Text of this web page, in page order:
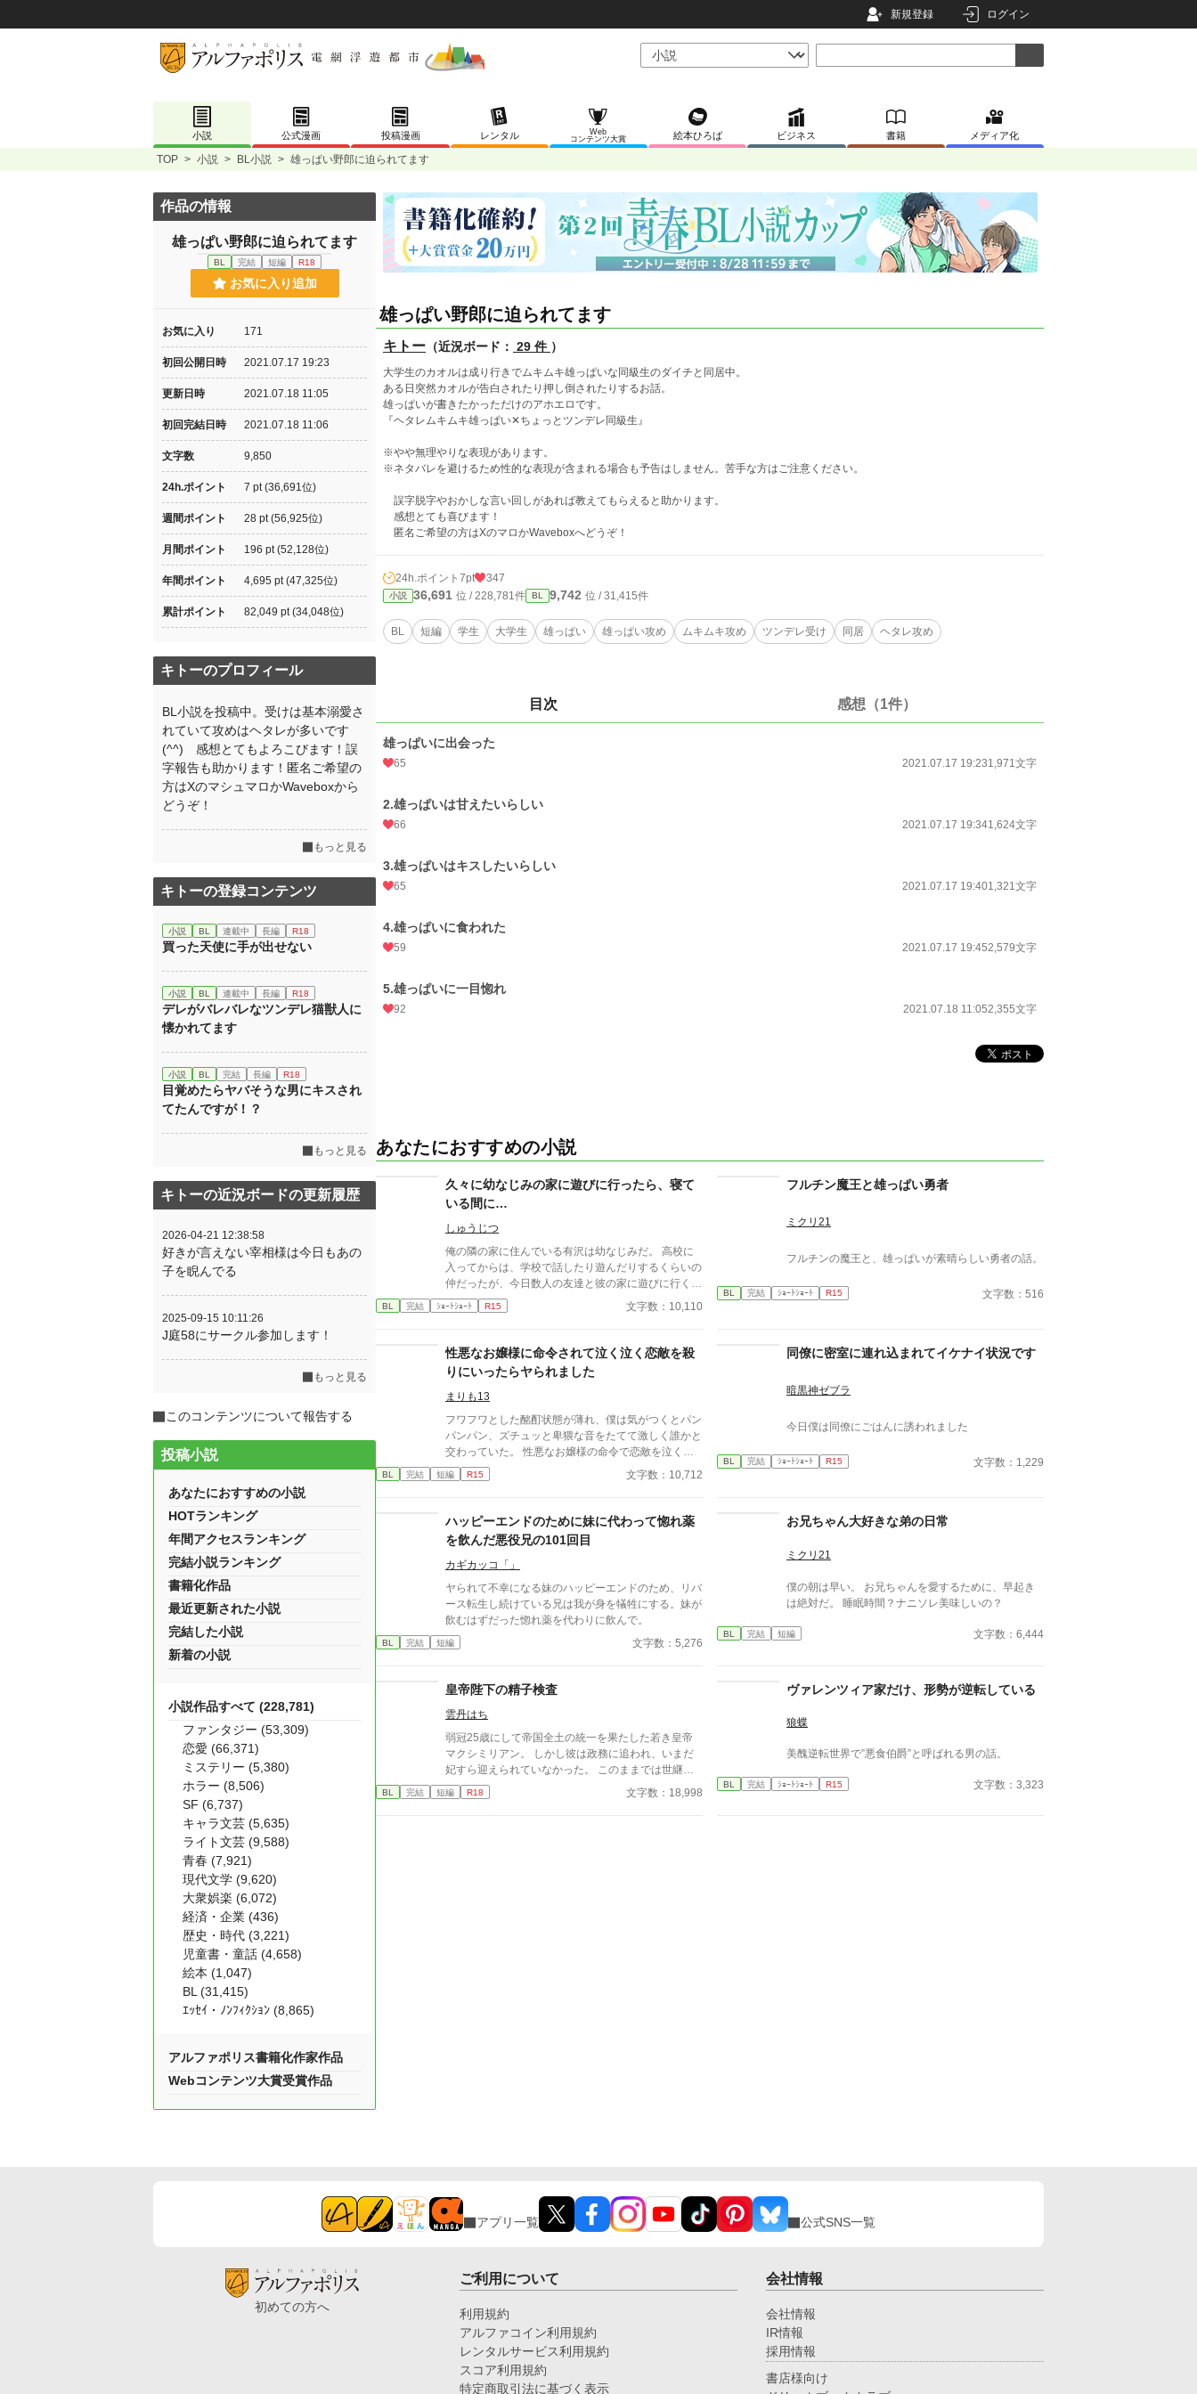
新規登録 ログイン
小説 公式漫画 投稿漫画 レンタル
Web
コンテンツ大賞
絵本ひろば ビジネス 書籍 メディア化
TOP > 小説 > BL小説 > 雄っぱい野郎に迫られてます
雄っぱい野郎に迫られてます
キトー （近況ボード： 29 件 ）
大学生のカオルは成り行きでムキムキ雄っぱいな同級生のダイチと同居中。
ある日突然カオルが告白されたり押し倒されたりするお話。
雄っぱいが書きたかっただけのアホエロです。
『ヘタレムキムキ雄っぱい✕ちょっとツンデレ同級生』
※やや無理やりな表現があります。
※ネタバレを避けるため性的な表現が含まれる場合も予告はしません。苦手な方はご注意ください。
誤字脱字やおかしな言い回しがあれば教えてもらえると助かります。
感想とても喜びます！
匿名ご希望の方はXのマロかWaveboxへどうぞ！
24h.ポイント 7pt 347
小説 36,691 位 / 228,781件 BL 9,742 位 / 31,415件
BL 短編 学生 大学生 雄っぱい 雄っぱい攻め ムキムキ攻め ツンデレ受け 同居 ヘタレ攻め
目次 感想（1件）
雄っぱいに出会った
65 2021.07.17 19:231,971文字
2.雄っぱいは甘えたいらしい
66 2021.07.17 19:341,624文字
3.雄っぱいはキスしたいらしい
65 2021.07.17 19:401,321文字
4.雄っぱいに食われた
59 2021.07.17 19:452,579文字
5.雄っぱいに一目惚れ
92 2021.07.18 11:052,355文字
あなたにおすすめの小説
久々に幼なじみの家に遊びに行ったら、寝て
いる間に…
しゅうじつ
俺の隣の家に住んでいる有沢は幼なじみだ。 高校に
入ってからは、学校で話したり遊んだりするくらいの
仲だったが、今日数人の友達と彼の家に遊びに行くこ
とになった。 数年ぶりの幼なじみの家を懐かしんで
いる中、いつの間にか友人たちは帰っており、幼なじ
つけてしまい、部屋に来た有沢に咄嗟に寝たフリをす
るが…
BL 完結 ｼｮｰﾄｼｮｰﾄ R15 文字数：10,110
フルチン魔王と雄っぱい勇者
ミクリ21
フルチンの魔王と、雄っぱいが素晴らしい勇者の話。
BL 完結 ｼｮｰﾄｼｮｰﾄ R15 文字数：516
性悪なお嬢様に命令されて泣く泣く恋敵を殺
りにいったらヤられました
まりも13
フワフワとした酩酊状態が薄れ、僕は気がつくとパン
パンパン、ズチュッと卑猥な音をたてて激しく誰かと
交わっていた。 性悪なお嬢様の命令で恋敵を泣く泣
く殺りに行ったら逆にヤラれちゃった、ちょっとアホ
な子の話です。 （ムーンライトノベルにも掲載して
BL 完結 短編 R15 文字数：10,712
同僚に密室に連れ込まれてイケナイ状況です
暗黒神ゼブラ
今日僕は同僚にごはんに誘われました
BL 完結 ｼｮｰﾄｼｮｰﾄ R15 文字数：1,229
ハッピーエンドのために妹に代わって惚れ薬
を飲んだ悪役兄の101回目
カギカッコ「」
ヤられて不幸になる妹のハッピーエンドのため、リバ
ース転生し続けている兄は我が身を犠牲にする。妹が
飲むはずだった惚れ薬を代わりに飲んで。
BL 完結 短編 文字数：5,276
お兄ちゃん大好きな弟の日常
ミクリ21
僕の朝は早い。 お兄ちゃんを愛するために、早起き
は絶対だ。 睡眠時間？ナニソレ美味しいの？
BL 完結 短編 文字数：6,444
皇帝陛下の精子検査
雲丹はち
弱冠25歳にして帝国全土の統一を果たした若き皇帝
マクシミリアン。 しかし彼は政務に追われ、いまだ
妃すら迎えられていなかった。 このままでは世継ぎ
が産まれるかどうかも分からない。 焦れた官僚たち
に迫られ、マクシミリアンは世にも屈辱的な『検査』
BL 完結 短編 R18 文字数：18,998
ヴァレンツィア家だけ、形勢が逆転している
狼蝶
美醜逆転世界で”悪食伯爵”と呼ばれる男の話。
BL 完結 ｼｮｰﾄｼｮｰﾄ R15 文字数：3,323
作品の情報
雄っぱい野郎に迫られてます
BL 完結 短編 R18
お気に入り追加
お気に入り 171
初回公開日時 2021.07.17 19:23
更新日時 2021.07.18 11:05
初回完結日時 2021.07.18 11:06
文字数 9,850
24h.ポイント 7 pt (36,691位)
週間ポイント 28 pt (56,925位)
月間ポイント 196 pt (52,128位)
年間ポイント 4,695 pt (47,325位)
累計ポイント 82,049 pt (34,048位)
キトーのプロフィール
BL小説を投稿中。受けは基本溺愛さ
れていて攻めはヘタレが多いです
(⁠^⁠^⁠) 感想とてもよろこびます！誤
字報告も助かります！匿名ご希望の
方はXのマシュマロかWaveboxから
どうぞ！
もっと見る
キトーの登録コンテンツ
小説 BL 連載中 長編 R18
買った天使に手が出せない
小説 BL 連載中 長編 R18
デレがバレバレなツンデレ猫獣人に
懐かれてます
小説 BL 完結 長編 R18
目覚めたらヤバそうな男にキスされ
てたんですが！？
もっと見る
キトーの近況ボードの更新履歴
2026-04-21 12:38:58
好きが言えない宰相様は今日もあの
子を睨んでる
2025-09-15 10:11:26
J庭58にサークル参加します！
もっと見る
このコンテンツについて報告する
投稿小説
あなたにおすすめの小説
HOTランキング
年間アクセスランキング
完結小説ランキング
書籍化作品
最近更新された小説
完結した小説
新着の小説
小説作品すべて (228,781)
ファンタジー (53,309)
恋愛 (66,371)
ミステリー (5,380)
ホラー (8,506)
SF (6,737)
キャラ文芸 (5,635)
ライト文芸 (9,588)
青春 (7,921)
現代文学 (9,620)
大衆娯楽 (6,072)
経済・企業 (436)
歴史・時代 (3,221)
児童書・童話 (4,658)
絵本 (1,047)
BL (31,415)
ｴｯｾｲ・ﾉﾝﾌｨｸｼｮﾝ (8,865)
アルファポリス書籍化作家作品
Webコンテンツ大賞受賞作品
アプリ一覧 公式SNS一覧
初めての方へ
ご利用について
利用規約
アルファコイン利用規約
レンタルサービス利用規約
スコア利用規約
特定商取引法に基づく表示
会社情報
会社情報
IR情報
採用情報
書店様向け